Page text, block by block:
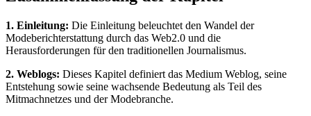
1. Einleitung: Die Einleitung beleuchtet den Wandel der
Modeberichterstattung durch das Web2.0 und die
Herausforderungen für den traditionellen Journalismus.
2. Weblogs: Dieses Kapitel definiert das Medium Weblog, seine
Entstehung sowie seine wachsende Bedeutung als Teil des
Mitmachnetzes und der Modebranche.